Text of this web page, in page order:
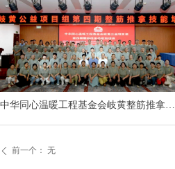
中华同心温暖工程基金会岐黄整筋推拿技
能培训项目顺利完成
ꄴ 前一个： 无